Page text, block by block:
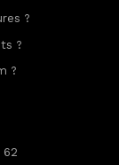
?
?
?
62